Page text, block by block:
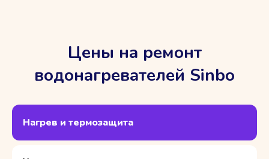
Цены на ремонт
водонагревателей Sinbo
Нагрев и термозащита